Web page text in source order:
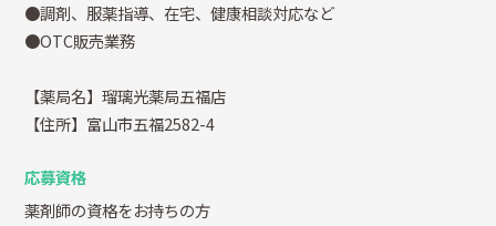
●調剤、服薬指導、在宅、健康相談対応など
●OTC販売業務
【薬局名】瑠璃光薬局五福店
【住所】富山市五福2582-4
応募資格
薬剤師の資格をお持ちの方